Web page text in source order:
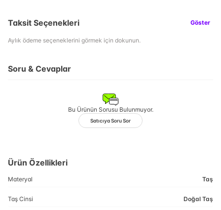
Taksit Seçenekleri Göster
Aylık ödeme seçeneklerini görmek için dokunun.
Soru & Cevaplar
Bu Ürünün Sorusu Bulunmuyor.
Satıcıya Soru Sor
Ürün Özellikleri
Materyal Taş
Taş Cinsi Doğal Taş